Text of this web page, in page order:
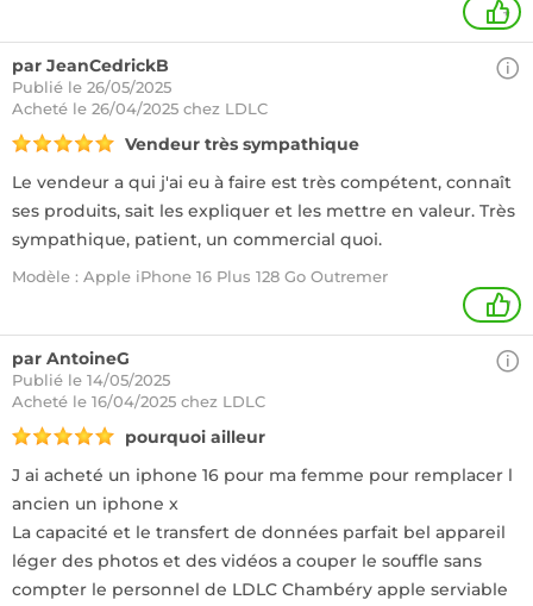
+
par JeanCedrickB
Publié le 26/05/2025
Acheté le 26/04/2025 chez LDLC
Vendeur très sympathique
Le vendeur a qui j'ai eu à faire est très compétent, connaît
ses produits, sait les expliquer et les mettre en valeur. Très
sympathique, patient, un commercial quoi.
Modèle : Apple iPhone 16 Plus 128 Go Outremer
1
par AntoineG
Publié le 14/05/2025
Acheté le 16/04/2025 chez LDLC
pourquoi ailleur
J ai acheté un iphone 16 pour ma femme pour remplacer l
ancien un iphone x
La capacité et le transfert de données parfait bel appareil
léger des photos et des vidéos a couper le souffle sans
compter le personnel de LDLC Chambéry apple serviable